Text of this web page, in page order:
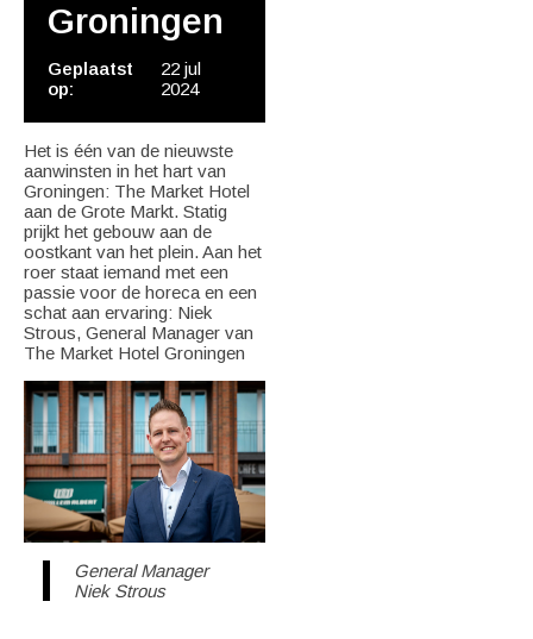
Groningen
Geplaatst
op:
22 jul
2024
Het is één van de nieuwste
aanwinsten in het hart van
Groningen: The Market Hotel
aan de Grote Markt. Statig
prijkt het gebouw aan de
oostkant van het plein. Aan het
roer staat iemand met een
passie voor de horeca en een
schat aan ervaring: Niek
Strous, General Manager van
The Market Hotel Groningen
General Manager
Niek Strous